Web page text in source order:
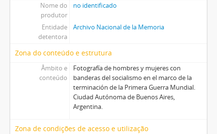
Nome do
produtor
no identificado
Entidade
detentora
Archivo Nacional de la Memoria
Zona do conteúdo e estrutura
Âmbito e
conteúdo
Fotografía de hombres y mujeres con
banderas del socialismo en el marco de la
terminación de la Primera Guerra Mundial.
Ciudad Autónoma de Buenos Aires,
Argentina.
Zona de condições de acesso e utilização